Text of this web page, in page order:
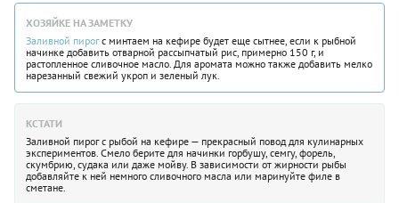
ХОЗЯЙКЕ НА ЗАМЕТКУ
Заливной пирогс минтаем на кефире будет еще сытнее, если к рыбной
начинке добавить отварной рассыпчатый рис, примерно 150 г, и
растопленное сливочное масло. Для аромата можно также добавить мелко
нарезанный свежий укроп и зеленый лук.
КСТАТИ
Заливной пирог с рыбой на кефире — прекрасный повод для кулинарных
экспериментов. Смело берите для начинки горбушу, семгу, форель,
скумбрию, судака или даже мойву. В зависимости от жирности рыбы
добавляйте к ней немного сливочного масла или маринуйте филе в
сметане.